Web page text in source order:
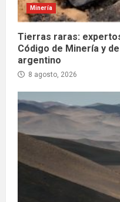
Minería
Tierras raras:
Código de Minería y
argentino
8 agosto, 2026